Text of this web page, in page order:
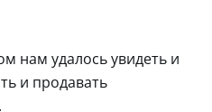
нам удалось увидеть и
и продавать